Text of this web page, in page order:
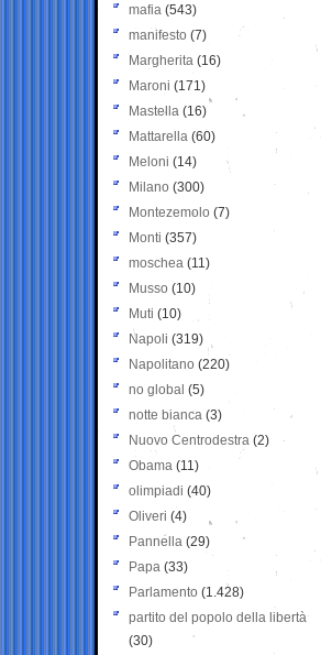
mafia (543)
manifesto (7)
Margherita (16)
Maroni (171)
Mastella (16)
Mattarella (60)
Meloni (14)
Milano (300)
Montezemolo (7)
Monti (357)
moschea (11)
Musso (10)
Muti (10)
Napoli (319)
Napolitano (220)
no global (5)
notte bianca (3)
Nuovo Centrodestra (2)
Obama (11)
olimpiadi (40)
Oliveri (4)
Pannella (29)
Papa (33)
Parlamento (1.428)
partito del popolo della libertà
(30)